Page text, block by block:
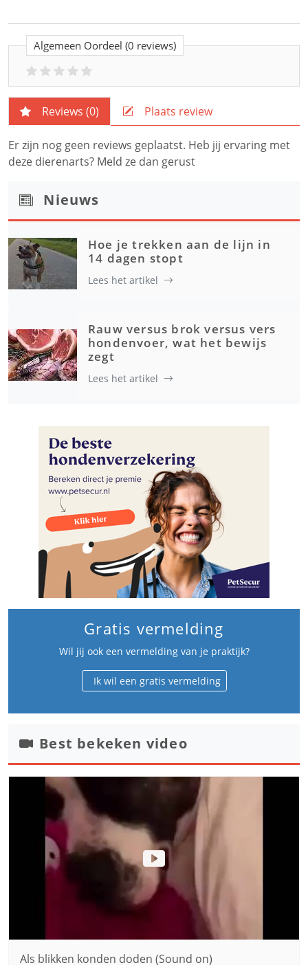
Algemeen Oordeel (0 reviews)
Reviews (0) Plaats review
Er zijn nog geen reviews geplaatst. Heb jij ervaring met
deze dierenarts? Meld ze dan gerust
Nieuws
Hoe je trekken aan de lijn in
14 dagen stopt
Lees het artikel
Rauw versus brok versus vers
hondenvoer, wat het bewijs
zegt
Lees het artikel
Gratis vermelding
Wil jij ook een vermelding van je praktijk?
Ik wil een gratis vermelding
Best bekeken video
Als blikken konden doden (Sound on)